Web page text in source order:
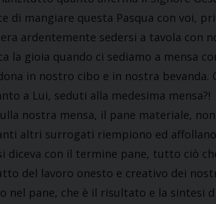
di mangiare questa Pasqua con voi,
ardentemente sedersi a tavola con
la gioia quando ci sediamo a mensa
in nostro cibo e in nostra bevanda.
a Lui, seduti alla medesima mensa?!
nostra mensa, il pane materiale,
altri surrogati riempiono ed
diceva con il termine pane, tutto ciò
del lavoro onesto e creativo dei
nel pane, che è il risultato e la sintesi